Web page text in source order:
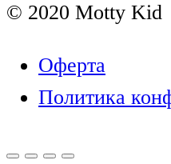
© 2020 Motty Kid
Оферта
Политика